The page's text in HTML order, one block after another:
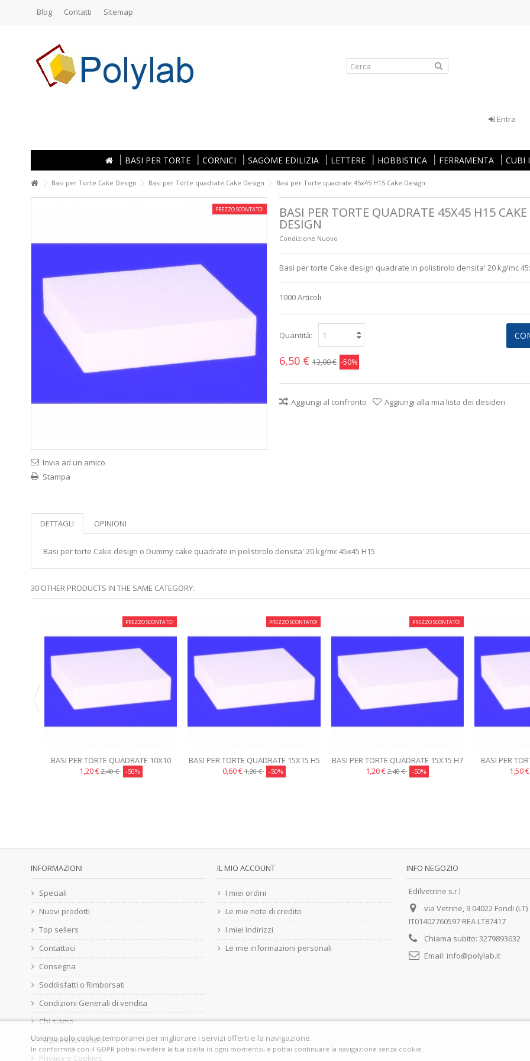
Blog Contatti Sitemap
Entra
BASI PER TORTE CORNICI SAGOME EDILIZIA LETTERE HOBBISTICA FERRAMENTA CUBI
Basi per Torte Cake Design Basi per Torte quadrate Cake Design Basi per Torte quadrate 45x45 H15 Cake Design
PREZZO SCONTATO!
Invia ad un amico
Stampa
BASI PER TORTE QUADRATE 45X45 H15 CAKE
DESIGN
Condizione Nuovo
Basi per torte Cake design quadrate in polistirolo densita' 20 kg/mc
1000Articoli
Quantità:
6,50 € 13,00 € -50%
Aggiungi al confronto Aggiungi alla mia lista dei desideri
DETTAGLI OPINIONI
Basi per torte Cake design o Dummy cake quadrate in polistirolo densita' 20 kg/mc 45x45 H15
30 OTHER PRODUCTS IN THE SAME CATEGORY:
PREZZO SCONTATO!
BASI PER TORTE QUADRATE 10X10
H15 CAKE DESIGN
1,20 €2,40 € -50%
PREZZO SCONTATO!
BASI PER TORTE QUADRATE 15X15 H5
CAKE DESIGN
0,60 €1,20 € -50%
PREZZO SCONTATO!
BASI PER TORTE QUADRATE 15X15 H7
CAKE DESIGN
1,20 €2,40 € -50%
BASI PER
H10
1,50 €
INFORMAZIONI
Speciali
Nuovi prodotti
Top sellers
Contattaci
Consegna
Soddisfatti o Rimborsati
Condizioni Generali di vendita
Chi siamo
Pagamento sicuro
Privacy e Cookies
IL MIO ACCOUNT
I miei ordini
Le mie note di credito
I miei indirizzi
Le mie informazioni personali
INFO NEGOZIO
Edilvetrine s.r.l
via Vetrine, 9 04022 Fondi (LT)
IT01402760597 REA LT87417
Chiama subito: 3279893632
Email: info@polylab.it
Usiamo solo cookie temporanei per migliorare i servizi offerti e la navigazione.
In conformità con il GDPR potrai rivedere la tua scelta in ogni momento, e potrai continuare la navigazione senza cookie.